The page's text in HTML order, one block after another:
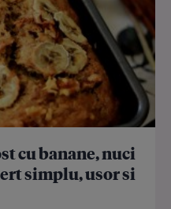
cu banane, nuci
simplu, usor si